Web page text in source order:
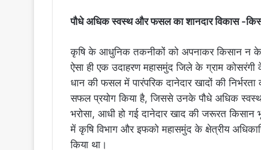
पौधे अधिक स्वस्थ और फसल का शानदार विकास -
कृषि के आधुनिक तकनीकों को अपनाकर किसान न
ऐसा ही एक उदाहरण महासमुंद जिले के ग्राम
धान की फसल में पारंपरिक दानेदार खादों की
सफल प्रयोग किया है, जिससे उनके पौधे अधिक
भरोसा, आधी हो गई दानेदार खाद की जरूरत
में कृषि विभाग और इफको महासमुंद के क्षेत्रीय
किया था।